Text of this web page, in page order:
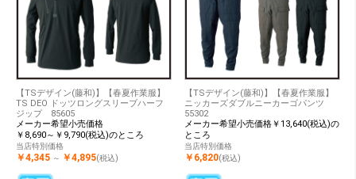
【TSデザイン(藤和)】【春夏作業服】
TS DEO ドッツロングスリーブハーフ
ジップ 85605
メーカー希望小売価格
￥8,690～￥9,790(税込)のところ
当店特別価格
￥4,345 ～ ￥4,895(税込)
【TSデザイン(藤和)】【春夏作業服】
ニッカーズダブルニーカーゴパンツ
55302
メーカー希望小売価格￥13,640(税込)の
ところ
当店特別価格
￥6,820(税込)